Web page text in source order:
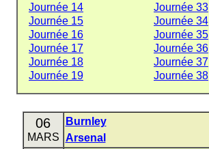
Journée 14
Journée 33
Journée 15
Journée 34
Journée 16
Journée 35
Journée 17
Journée 36
Journée 18
Journée 37
Journée 19
Journée 38
06
MARS
Burnley
Arsenal